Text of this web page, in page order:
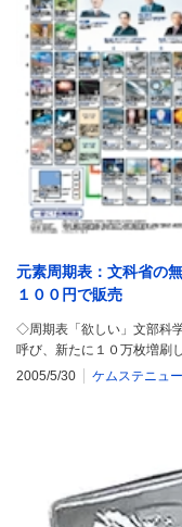
元素周期表：文科省の
１００円で販売
◇周期表「欲しい」文部科
呼び、新たに１０万枚増刷
2005/5/30
ケムステニュ